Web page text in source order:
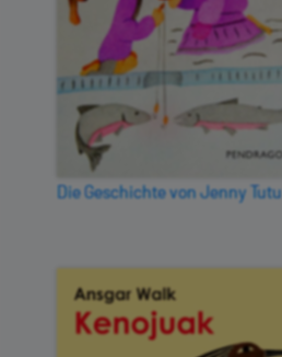
Die Geschichte von Jenny Tutu